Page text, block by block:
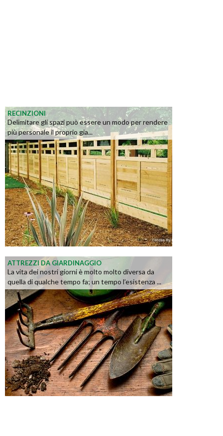
RECINZIONI
Delimitare gli spazi può essere un modo per rendere
più personale il proprio gia...
ATTREZZI DA GIARDINAGGIO
La vita dei nostri giorni è molto molto diversa da
quella di qualche tempo fa; un tempo l’esistenza ...